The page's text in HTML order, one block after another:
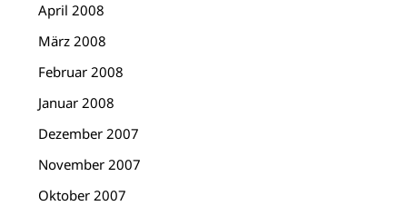
April 2008
März 2008
Februar 2008
Januar 2008
Dezember 2007
November 2007
Oktober 2007